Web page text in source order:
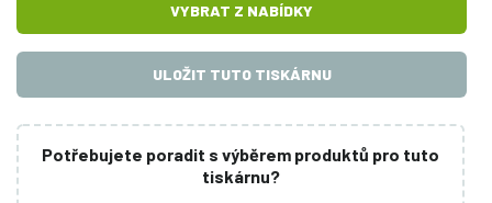
VYBRAT Z NABÍDKY
ULOŽIT TUTO TISKÁRNU
Potřebujete poradit s výběrem produktů pro tuto
tiskárnu?